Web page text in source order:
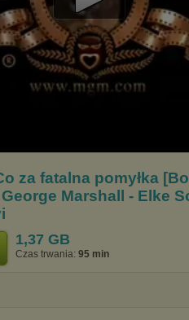
Play
Video
za fatalna pomyłka
Marshall - Elke
1,37 GB
Czas trwania: 95 min